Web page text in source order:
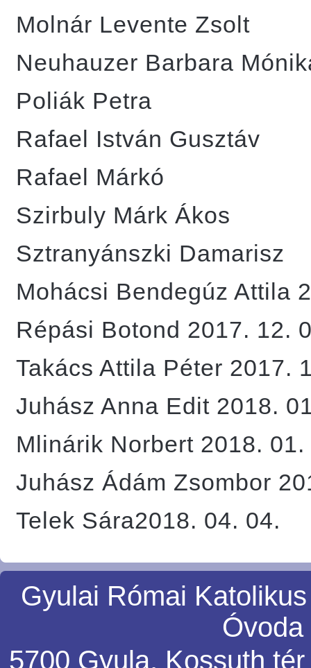
Molnár Levente Zsolt
Neuhauzer Barbara
Poliák Petra
Rafael István Gusztáv
Rafael Márkó
Szirbuly Márk Ákos
Sztranyánszki Damarisz
Mohácsi Bendegúz Attila
Répási Botond 2017. 12.
Takács Attila Péter 2017.
Juhász Anna Edit 2018.
Mlinárik Norbert 2018. 01.
Juhász Ádám Zsombor
Telek Sára2018. 04. 04.
Gyulai Római
5700 Gyula, Kossuth